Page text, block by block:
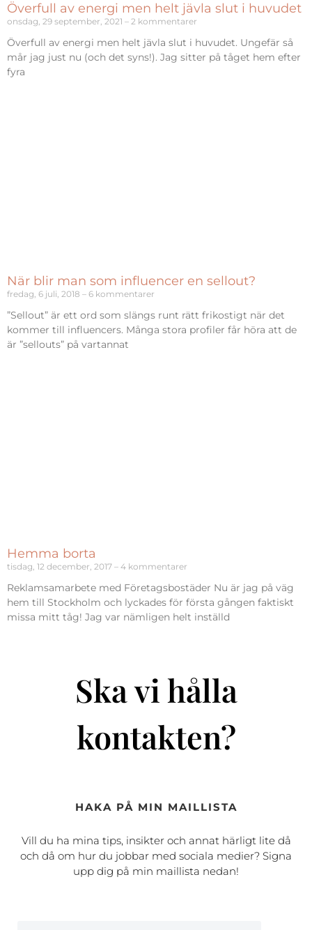
Överfull av energi men helt jävla slut i huvudet
onsdag, 29 september, 2021 2 kommentarer
Överfull av energi men helt jävla slut i huvudet. Ungefär så
mår jag just nu (och det syns!). Jag sitter på tåget hem efter
fyra
När blir man som influencer en sellout?
fredag, 6 juli, 2018 6 kommentarer
”Sellout” är ett ord som slängs runt rätt frikostigt när det
kommer till influencers. Många stora profiler får höra att de
är ”sellouts” på vartannat
Hemma borta
tisdag, 12 december, 2017 4 kommentarer
Reklamsamarbete med Företagsbostäder Nu är jag på väg
hem till Stockholm och lyckades för första gången faktiskt
missa mitt tåg! Jag var nämligen helt inställd
Ska vi hålla
kontakten?
HAKA PÅ MIN MAILLISTA
Vill du ha mina tips, insikter och annat härligt lite då
och då om hur du jobbar med sociala medier? Signa
upp dig på min maillista nedan!